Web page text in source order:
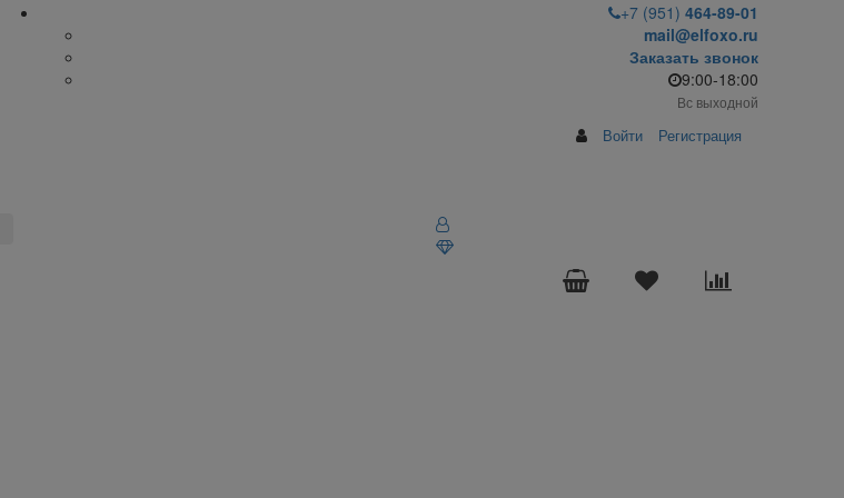
+7 (951) 464-89-01
mail@elfoxo.ru
Заказать звонок
9:00-18:00
Вс выходной
Войти Регистрация